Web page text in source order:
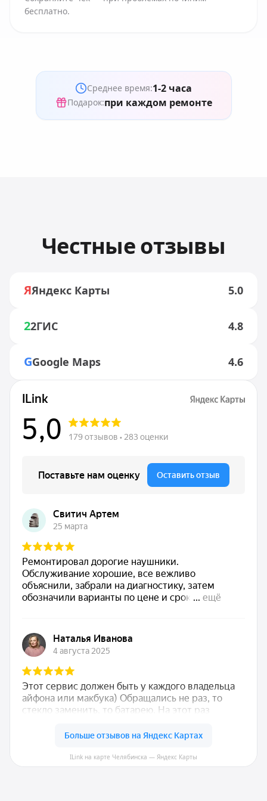
бесплатно.
Среднее время:1-2 часа
Подарок:при каждом ремонте
Честные отзывы
ЯЯндекс Карты 5.0
22ГИС 4.8
GGoogle Maps 4.6
ILink на карте Челябинска — Яндекс Карты